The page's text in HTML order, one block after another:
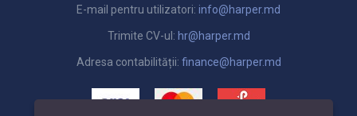
E-mail pentru utilizatori: info@harper.md
Trimite CV-ul: hr@harper.md
Adresa contabilității: finance@harper.md